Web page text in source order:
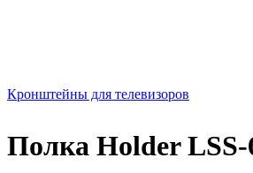
Кронштейны для телевизоров
Полка Holder LSS-